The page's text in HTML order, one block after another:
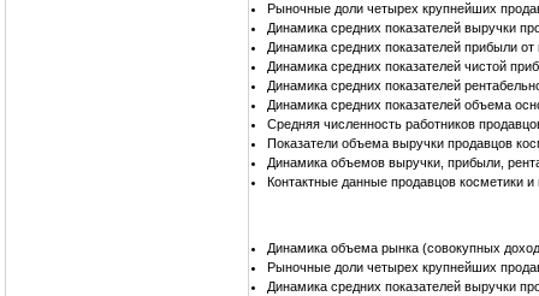
Рыночные доли четырех крупнейших
Динамика средних показателей выручки
Динамика средних показателей прибыли
Динамика средних показателей чистой
Динамика средних показателей
Динамика средних показателей объема
Средняя численность работников
Показатели объема выручки продавцов
Динамика объемов выручки, прибыли,
Контактные данные продавцов косметики
Динамика объема рынка (совокупных
Рыночные доли четырех крупнейших
Динамика средних показателей выручки